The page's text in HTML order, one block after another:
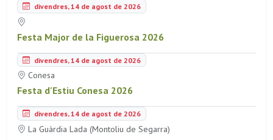
divendres, 14 de agost de 2026
Festa Major de la Figuerosa 2026
divendres, 14 de agost de 2026
Conesa
Festa d'Estiu Conesa 2026
divendres, 14 de agost de 2026
La Guàrdia Lada (Montoliu de Segarra)